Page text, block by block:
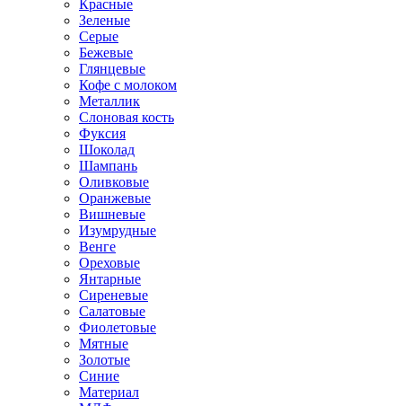
Красные
Зеленые
Серые
Бежевые
Глянцевые
Кофе с молоком
Металлик
Слоновая кость
Фуксия
Шоколад
Шампань
Оливковые
Оранжевые
Вишневые
Изумрудные
Венге
Ореховые
Янтарные
Сиреневые
Салатовые
Фиолетовые
Мятные
Золотые
Синие
Материал